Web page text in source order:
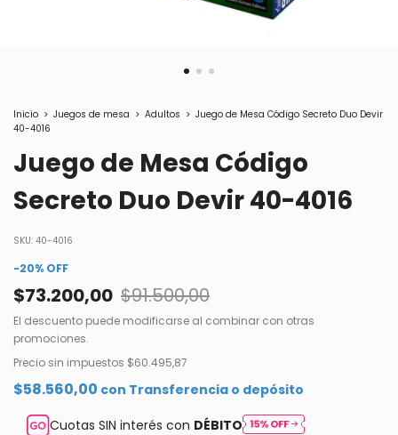
Inicio > Juegos de mesa > Adultos > Juego de Mesa Código Secreto Duo Devir
40-4016
Juego de Mesa Código
Secreto Duo Devir 40-4016
SKU: 40-4016
-20% OFF
$73.200,00 $91.500,00
El descuento puede modificarse al combinar con otras
promociones.
Precio sin impuestos $60.495,87
$58.560,00 con Transferencia o depósito
Cuotas SIN interés con DÉBITO